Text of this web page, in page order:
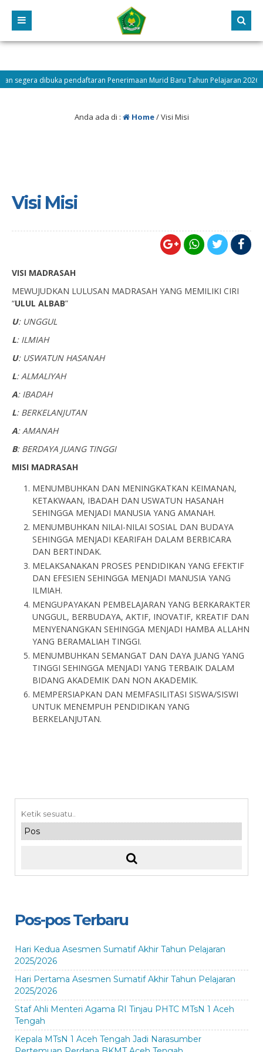
dibuka pendaftaran Penerimaan Murid Baru Tahun Pelajaran 2026/2027
Anda ada di : Home/Visi Misi
Visi Misi
VISI MADRASAH
MEWUJUDKAN LULUSAN MADRASAH YANG MEMILIKI CIRI
“ULUL ALBAB”
U: UNGGUL
L: ILMIAH
U: USWATUN HASANAH
L: ALMALIYAH
A: IBADAH
L: BERKELANJUTAN
A: AMANAH
B: BERDAYA JUANG TINGGI
MISI MADRASAH
MENUMBUHKAN DAN MENINGKATKAN KEIMANAN,
KETAKWAAN, IBADAH DAN USWATUN HASANAH
SEHINGGA MENJADI MANUSIA YANG AMANAH.
MENUMBUHKAN NILAI-NILAI SOSIAL DAN BUDAYA
SEHINGGA MENJADI KEARIFAH DALAM BERBICARA
DAN BERTINDAK.
MELAKSANAKAN PROSES PENDIDIKAN YANG EFEKTIF
DAN EFESIEN SEHINGGA MENJADI MANUSIA YANG
ILMIAH.
MENGUPAYAKAN PEMBELAJARAN YANG BERKARAKTER
UNGGUL, BERBUDAYA, AKTIF, INOVATIF, KREATIF DAN
MENYENANGKAN SEHINGGA MENJADI HAMBA ALLAHN
YANG BERAMALIAH TINGGI.
MENUMBUHKAN SEMANGAT DAN DAYA JUANG YANG
TINGGI SEHINGGA MENJADI YANG TERBAIK DALAM
BIDANG AKADEMIK DAN NON AKADEMIK.
MEMPERSIAPKAN DAN MEMFASILITASI SISWA/SISWI
UNTUK MENEMPUH PENDIDIKAN YANG
BERKELANJUTAN.
Pos-pos Terbaru
Hari Kedua Asesmen Sumatif Akhir Tahun Pelajaran
2025/2026
Hari Pertama Asesmen Sumatif Akhir Tahun Pelajaran
2025/2026
Staf Ahli Menteri Agama RI Tinjau PHTC MTsN 1 Aceh
Tengah
Kepala MTsN 1 Aceh Tengah Jadi Narasumber